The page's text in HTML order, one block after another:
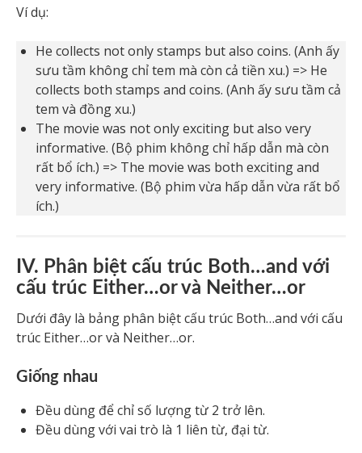
Ví dụ:
He collects not only stamps but also coins. (Anh ấy
sưu tầm không chỉ tem mà còn cả tiền xu.) => He
collects both stamps and coins. (Anh ấy sưu tầm cả
tem và đồng xu.)
The movie was not only exciting but also very
informative. (Bộ phim không chỉ hấp dẫn mà còn
rất bổ ích.) => The movie was both exciting and
very informative. (Bộ phim vừa hấp dẫn vừa rất bổ
ích.)
IV. Phân biệt cấu trúc Both…and với
cấu trúc Either…or và Neither…or
Dưới đây là bảng phân biệt cấu trúc Both…and với cấu
trúc Either…or và Neither…or.
Giống nhau
Đều dùng để chỉ số lượng từ 2 trở lên.
Đều dùng với vai trò là 1 liên từ, đại từ.